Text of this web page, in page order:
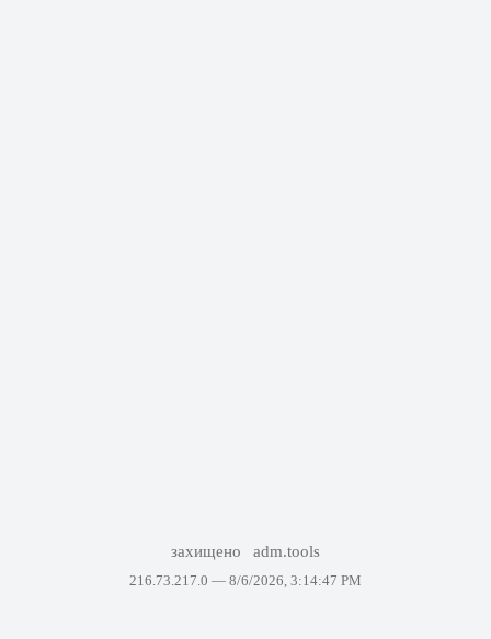
захищено adm.tools
216.73.217.0 — 8/6/2026, 3:14:47 PM